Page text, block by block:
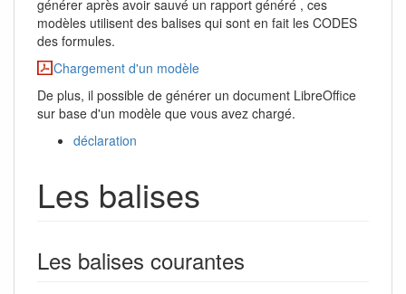
générer après avoir sauvé un rapport généré , ces
modèles utilisent des balises qui sont en fait les CODES
des formules.
Chargement d'un modèle
De plus, il possible de générer un document LibreOffice
sur base d'un modèle que vous avez chargé.
déclaration
Les balises
Les balises courantes